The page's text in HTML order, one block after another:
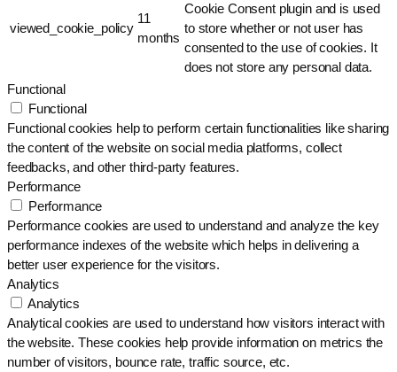
viewed_cookie_policy
11
months
Cookie Consent plugin and is used
to store whether or not user has
consented to the use of cookies. It
does not store any personal data.
Functional
Functional
Functional cookies help to perform certain functionalities like sharing
the content of the website on social media platforms, collect
feedbacks, and other third-party features.
Performance
Performance
Performance cookies are used to understand and analyze the key
performance indexes of the website which helps in delivering a
better user experience for the visitors.
Analytics
Analytics
Analytical cookies are used to understand how visitors interact with
the website. These cookies help provide information on metrics the
number of visitors, bounce rate, traffic source, etc.